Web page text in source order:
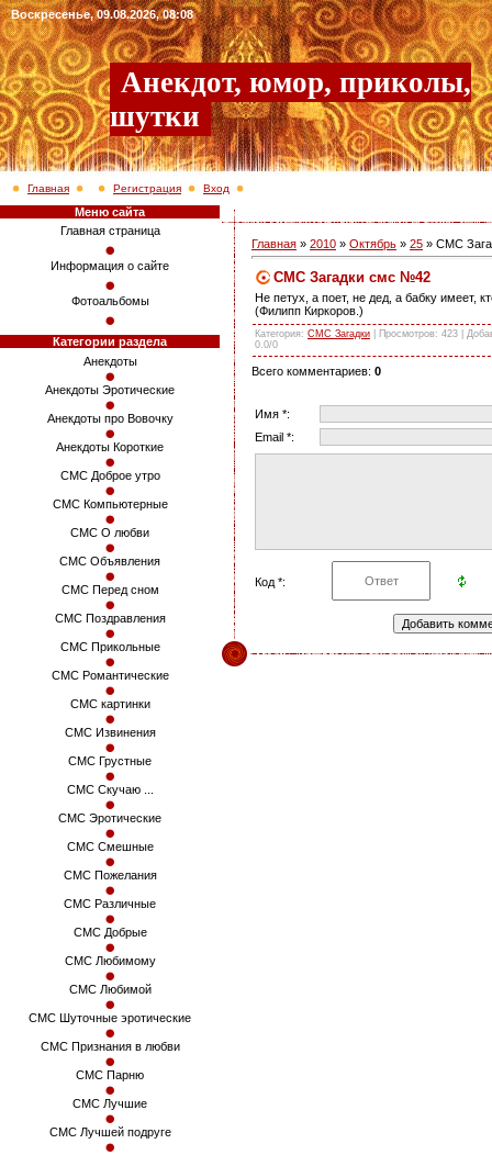
Воскресенье, 09.08.2026, 08:08
Анекдот, юмор, приколы,
шутки
Главная Регистрация Вход
Меню сайта
Главная страница
Информация о сайте
Фотоальбомы
Категории раздела
Анекдоты
Анекдоты Эротические
Анекдоты про Вовочку
Анекдоты Короткие
СМС Доброе утро
СМС Компьютерные
СМС О любви
СМС Объявления
СМС Перед сном
СМС Поздравления
СМС Прикольные
СМС Романтические
СМС картинки
СМС Извинения
СМС Грустные
СМС Скучаю ...
СМС Эротические
СМС Смешные
СМС Пожелания
СМС Различные
СМС Добрые
СМС Любимому
СМС Любимой
СМС Шуточные эротические
СМС Признания в любви
СМС Парню
СМС Лучшие
СМС Лучшей подруге
Главная » 2010 » Октябрь » 25 » СМС
СМС Загадки смс №42
Не петух, а поет, не дед, а бабку имеет,
(Филипп Киркоров.)
Категория: СМС Загадки Просмотров: 423 |
0.0/0
Всего комментариев: 0
Имя *:
Email *:
Код *: